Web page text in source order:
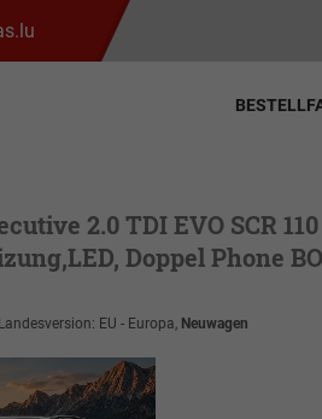
2.0 TDI EVO SCR
Doppel Phone
Landesversion: EU - Europa, Neuwagen